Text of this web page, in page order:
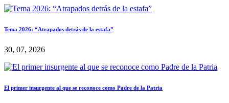
Tema 2026: “Atrapados detrás de la estafa”
30, 07, 2026
El primer insurgente al que se reconoce como Padre de la Patria